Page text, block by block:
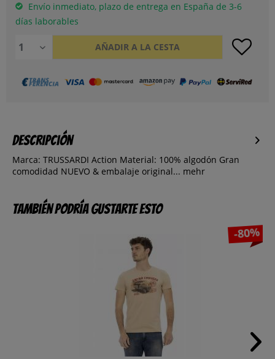
Envío inmediato, plazo de entrega en España de 3-6
días laborables
AÑADIR A LA CESTA
Descripción
Marca: TRUSSARDI Action Material: 100% algodón Gran
comodidad NUEVO & embalaje original... mehr
También podría gustarte esto
-80%